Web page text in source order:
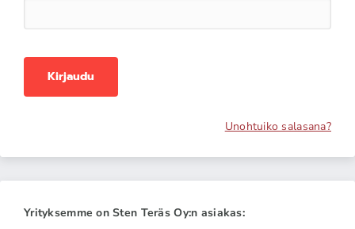
Kirjaudu
Unohtuiko salasana?
Yrityksemme on Sten Teräs Oy:n asiakas: